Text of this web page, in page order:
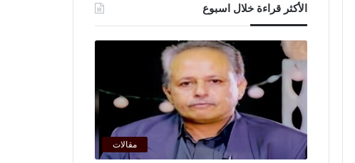
الأكثر قراءة خلال اسبوع
مقالات